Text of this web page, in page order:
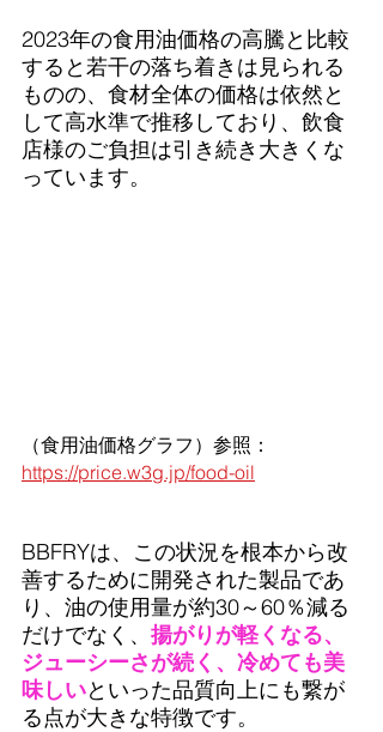
2023年の食用油価格の高騰と比較
すると若干の落ち着きは見られる
ものの、食材全体の価格は依然と
して高水準で推移しており、飲食
店様のご負担は引き続き大きくな
っています。
（食用油価格グラフ）参照：
https://price.w3g.jp/food-oil
BBFRYは、この状況を根本から改
善するために開発された製品であ
り、油の使用量が約30～60％減る
だけでなく、 揚がりが軽くなる、
ジューシーさが続く、冷めても美
味しいといった品質向上にも繋が
る点が大きな特徴です。